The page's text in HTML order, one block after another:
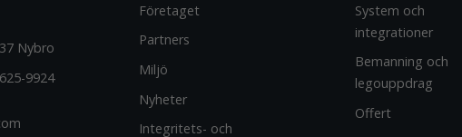
Nybro
9924
Företaget
Partners
Miljö
Nyheter
Integritets- och
System och
integrationer
Bemanning och
legouppdrag
Offert
taget ska
fungera.
Statistik
För att vi ska